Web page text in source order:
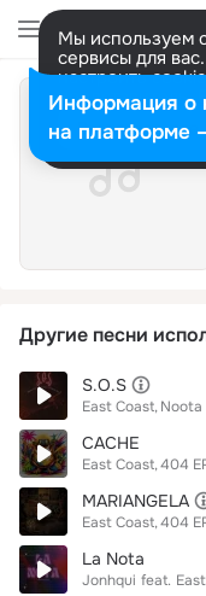
Мы используем
сервисы для
настроить
представитель.
Разрешить все
Другие песни
S.O.S
East Coast Noota
CACHE
East Coast 404
MARIANGELA
East Coast 404
La Nota
Jonhqui feat.
Информация о
на платформе